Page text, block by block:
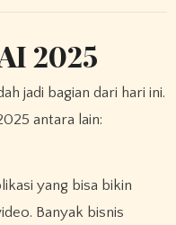
2025
jadi bagian dari hari ini.
antara lain:
yang bisa bikin
Banyak bisnis